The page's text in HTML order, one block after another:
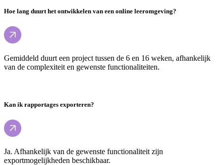
Hoe lang duurt het ontwikkelen van een online leeromgeving?
Gemiddeld duurt een project tussen de 6 en 16 weken, afhankelijk
van de complexiteit en gewenste functionaliteiten.
Kan ik rapportages exporteren?
Ja. Afhankelijk van de gewenste functionaliteit zijn
exportmogelijkheden beschikbaar.